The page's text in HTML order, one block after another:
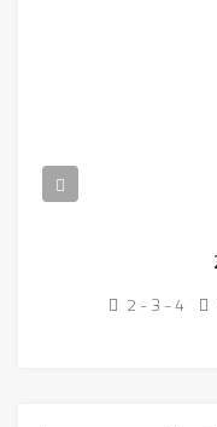
2 - 3 - 4